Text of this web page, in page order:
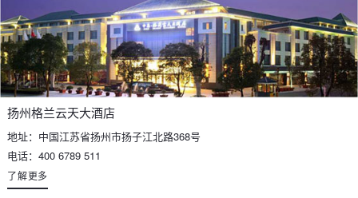
扬州格兰云天大酒店
地址：中国江苏省扬州市扬子江北路368号
电话：400 6789 511
了解更多